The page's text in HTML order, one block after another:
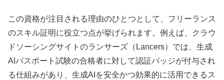
この資格が注目される理由のひとつとして、フリーランス
のスキル証明に役立つ点が挙げられます。例えば、クラウ
ドソーシングサイトのランサーズ（Lancers）では、生成
AIパスポート試験の合格者に対して認証バッジが付与され
る仕組みがあり、生成AIを安全かつ効果的に活用できるス